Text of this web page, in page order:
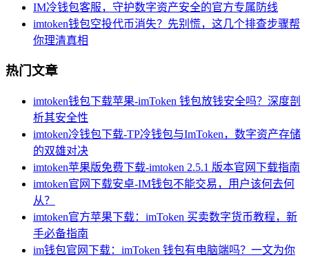
IM冷钱包客服，守护数字资产安全的官方专属防线
imtoken钱包空投代币消失？先别慌，这几个排查步骤帮
你理清真相
热门文章
imtoken钱包下载苹果-imToken 钱包放钱安全吗？深度剖
析其安全性
imtoken冷钱包下载-TP冷钱包与ImToken，数字资产存储
的双雄对决
imtoken苹果版免费下载-imtoken 2.5.1 版本官网下载指南
imtoken官网下载安卓-IM钱包不能交易，用户该何去何
从？
imtoken官方苹果下载：imToken 买卖数字货币教程，新
手必备指南
im钱包官网下载：imToken 钱包有电脑端吗？一文为你